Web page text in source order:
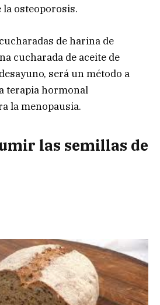
osteoporosis.
de harina de
cucharada de aceite de
será un método a
terapia hormonal
la menopausia.
las semillas de